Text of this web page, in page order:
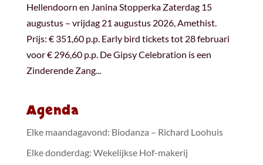
Hellendoorn en Janina Stopperka Zaterdag 15
augustus – vrijdag 21 augustus 2026, Amethist.
Prijs: € 351,60 p.p. Early bird tickets tot 28 februari
voor € 296,60 p.p. De Gipsy Celebration is een
Zinderende Zang...
Agenda
Elke maandagavond: Biodanza – Richard Loohuis
Elke donderdag: Wekelijkse Hof-makerij